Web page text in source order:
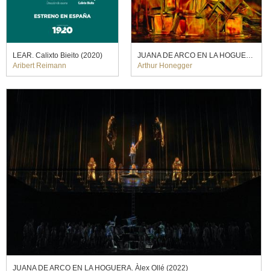
LEAR. Calixto Bieito (2020)
Aribert Reimann
JUANA DE ARCO EN LA HOGUERA. Àlex Ollé (2022)
Arthur Honegger
JUANA DE ARCO EN LA HOGUERA. Àlex Ollé (2022)